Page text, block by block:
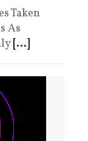
Taken
As
[...]